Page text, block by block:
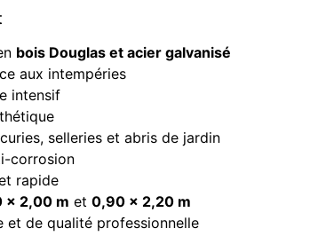
bois Douglas et acier galvanisé
aux intempéries
intensif
selleries et abris de jardin
corrosion
rapide
x 2,00 m et 0,90 x 2,20 m
et de qualité professionnelle